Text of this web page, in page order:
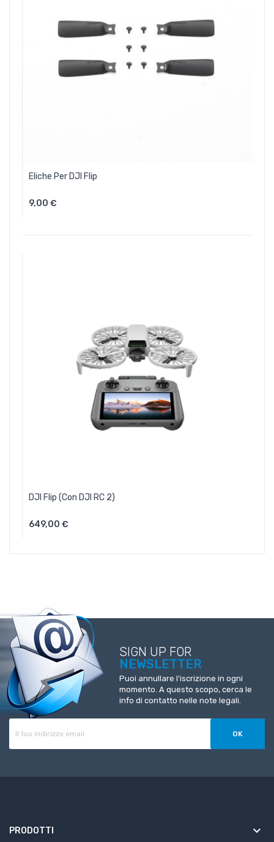
Eliche Per DJI Flip
9,00 €Aggiungi Al Carrello
DJI Flip (con DJI RC 2)
649,00 €Aggiungi Al Carrello
SIGN UP FOR
NEWSLETTER
Puoi annullare l'iscrizione in ogni
momento. A questo scopo, cerca le
info di contatto nelle note legali.
PRODOTTI keyboard_arrow_down